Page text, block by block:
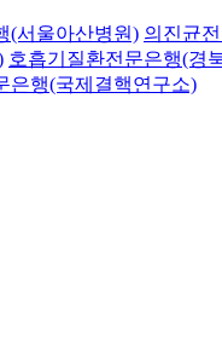
(서울아산병원) 의진균
호흡기질환전문은행(경
은행(국제결핵연구소)